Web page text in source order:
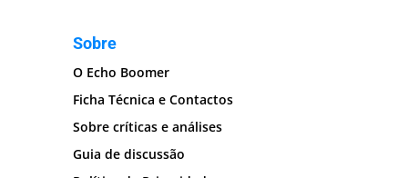
Sobre
O Echo Boomer
Ficha Técnica e Contactos
Sobre críticas e análises
Guia de discussão